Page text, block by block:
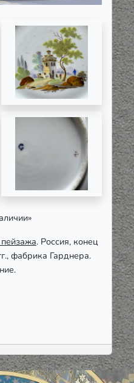
. Россия, конец
фабрика Гарднера.